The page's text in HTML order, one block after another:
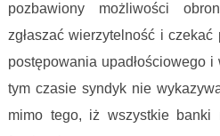
pozbawiony możliwości
zgłaszać wierzytelność i
postępowania upadłościowego i
tym czasie syndyk nie
mimo tego, iż wszystkie banki